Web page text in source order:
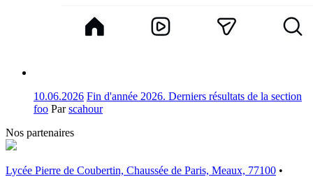
10.06.2026 Fin d'année 2026. Derniers résultats de la section
foo Parscahour
Nos partenaires
Lycée Pierre de Coubertin, Chaussée de Paris, Meaux, 77100 •